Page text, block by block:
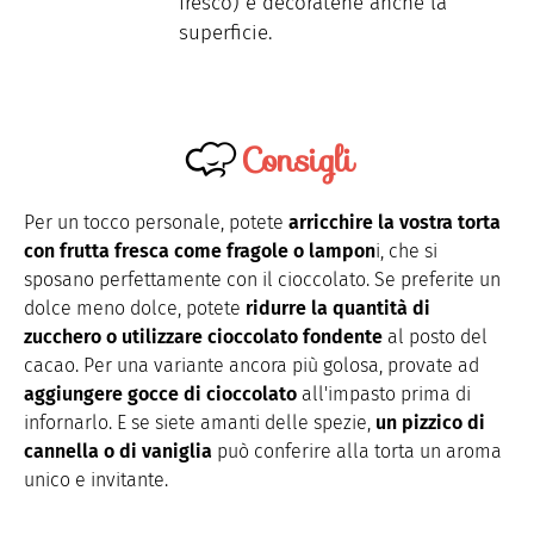
superficie.
Consigli
Per un tocco personale, potete arricchire la vostra torta
con frutta fresca come fragole o lamponi, che si
sposano perfettamente con il cioccolato. Se preferite un
dolce meno dolce, potete ridurre la quantità di
zucchero o utilizzare cioccolato fondente al posto del
cacao. Per una variante ancora più golosa, provate ad
aggiungere gocce di cioccolato all'impasto prima di
infornarlo. E se siete amanti delle spezie, un pizzico di
cannella o di vaniglia può conferire alla torta un aroma
unico e invitante.